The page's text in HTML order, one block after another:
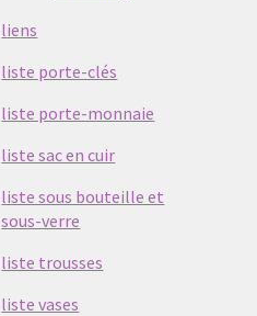
liens
liste porte-clés
liste porte-monnaie
liste sac en cuir
liste sous bouteille et
sous-verre
liste trousses
liste vases